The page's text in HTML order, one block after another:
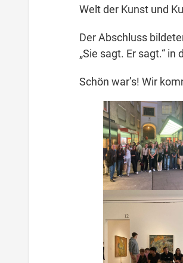
Welt der Kunst und
Der Abschluss
„Sie sagt. Er sagt.“
Schön war’s! Wir